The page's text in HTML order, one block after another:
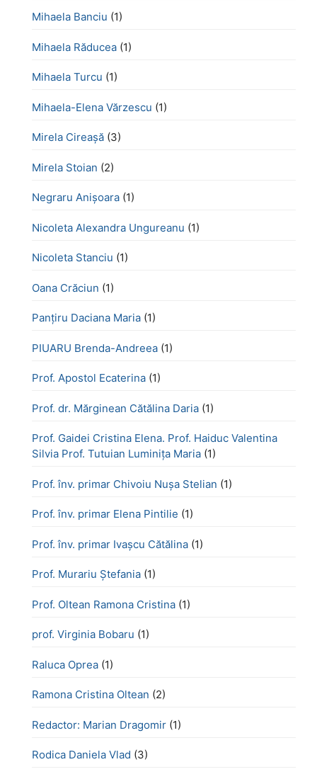
Mihaela Banciu (1)
Mihaela Răducea (1)
Mihaela Turcu (1)
Mihaela-Elena Vărzescu (1)
Mirela Cireașă (3)
Mirela Stoian (2)
Negraru Anișoara (1)
Nicoleta Alexandra Ungureanu (1)
Nicoleta Stanciu (1)
Oana Crăciun (1)
Panțiru Daciana Maria (1)
PIUARU Brenda-Andreea (1)
Prof. Apostol Ecaterina (1)
Prof. dr. Mărginean Cătălina Daria (1)
Prof. Gaidei Cristina Elena. Prof. Haiduc Valentina
Silvia Prof. Tutuian Luminița Maria (1)
Prof. înv. primar Chivoiu Nușa Stelian (1)
Prof. înv. primar Elena Pintilie (1)
Prof. înv. primar Ivașcu Cătălina (1)
Prof. Murariu Ștefania (1)
Prof. Oltean Ramona Cristina (1)
prof. Virginia Bobaru (1)
Raluca Oprea (1)
Ramona Cristina Oltean (2)
Redactor: Marian Dragomir (1)
Rodica Daniela Vlad (3)